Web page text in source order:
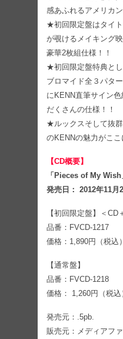
感あふれるアメリカン
★初回限定盤はタイ
が覗けるメイキング
豪華2枚組仕様！！
★初回限定盤特典と
ブロマイド全３パタ
にKENN直筆サイン
だくさんの仕様！！
★ルックスそして抜
のKENNの魅力がここ
【CD概要】
「Pieces of My Wish
発売日： 2012年11月
【初回限定盤】＜CD
品番：FVCD-1217
価格：1,890円（税込）
【通常盤】
品番：FVCD-1218
価格： 1,260円（税込
発売元：.5pb.
販売元：メディアフ